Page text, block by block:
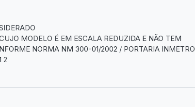
MODELO É EM ESCALA REDUZIDA E NÃO TEM
NORMA NM 300-01/2002 / PORTARIA INMETRO
2